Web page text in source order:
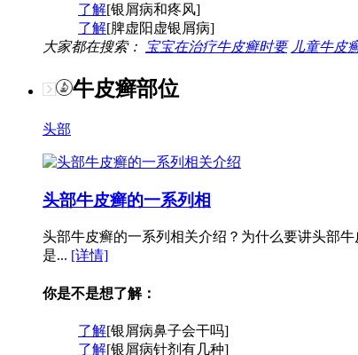
了解[银屑病和疼风]
了解[脾虚阳虚银屑病]
大家都在搜索：
宝宝在治疗牛皮癣时要 儿童牛皮
牛皮癣部位
头部
头部牛皮癣的一系列相
头部牛皮癣的一系列相关介绍？为什么要讲头部
是... [详情]
你是不是想了解：
了解[银屑病鼻子会干吗]
了解[银屑病针剂有几种]